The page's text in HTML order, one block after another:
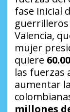
fase inicial
Valencia,
mujer
quiere
las fuerzas
aumentar
millones